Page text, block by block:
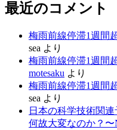
最近のコメント
梅雨前線停滞1週間
sea より
梅雨前線停滞1週間
motesaku より
梅雨前線停滞1週間
sea より
日本の科学技術関
何故大変なのか？